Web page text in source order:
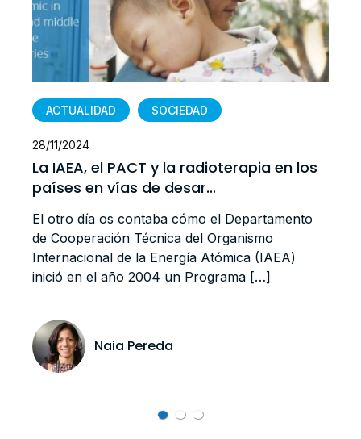
ACTUALIDAD SOCIEDAD
28/11/2024
La IAEA, el PACT y la radioterapia en los
países en vías de desar...
El otro día os contaba cómo el Departamento
de Cooperación Técnica del Organismo
Internacional de la Energía Atómica (IAEA)
inició en el año 2004 un Programa […]
Naia Pereda